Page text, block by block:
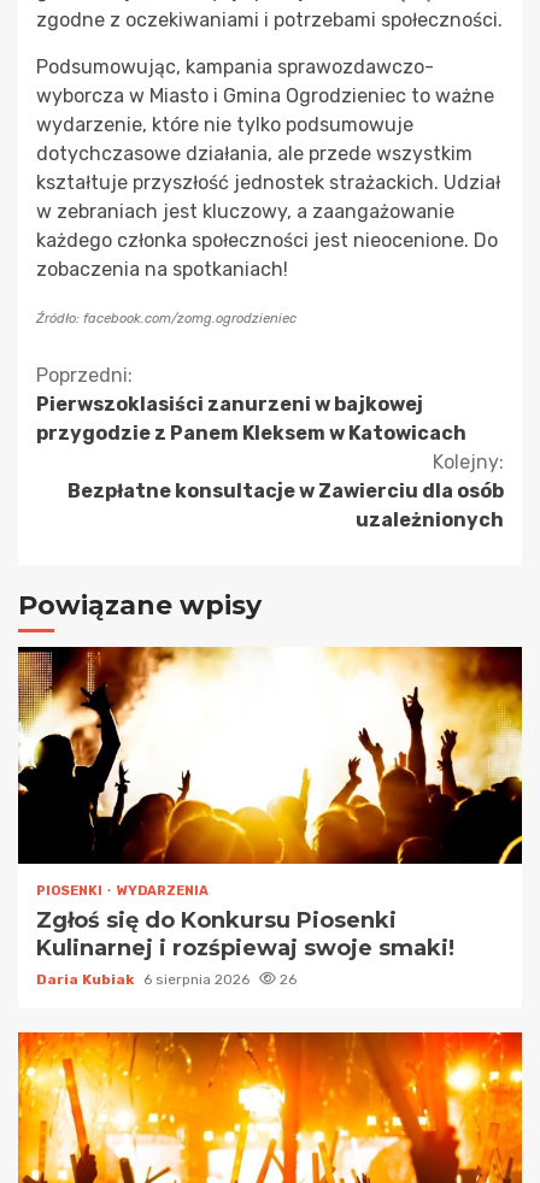
zgodne z oczekiwaniami i potrzebami społeczności.
Podsumowując, kampania sprawozdawczo-
wyborcza w Miasto i Gmina Ogrodzieniec to ważne
wydarzenie, które nie tylko podsumowuje
dotychczasowe działania, ale przede wszystkim
kształtuje przyszłość jednostek strażackich. Udział
w zebraniach jest kluczowy, a zaangażowanie
każdego członka społeczności jest nieocenione. Do
zobaczenia na spotkaniach!
Źródło: facebook.com/zomg.ogrodzieniec
Kontynuuj
czytanie
Poprzedni:
Pierwszoklasiści zanurzeni w bajkowej
przygodzie z Panem Kleksem w Katowicach
Kolejny:
Bezpłatne konsultacje w Zawierciu dla osób
uzależnionych
Powiązane wpisy
PIOSENKI WYDARZENIA
Zgłoś się do Konkursu Piosenki
Kulinarnej i rozśpiewaj swoje smaki!
Daria Kubiak 6 sierpnia 2026 26